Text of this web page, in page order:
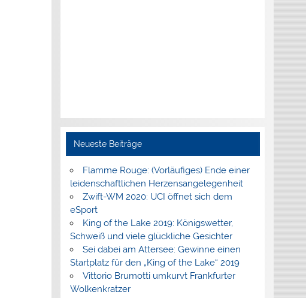
Neueste Beiträge
Flamme Rouge: (Vorläufiges) Ende einer
leidenschaftlichen Herzensangelegenheit
Zwift-WM 2020: UCI öffnet sich dem
eSport
King of the Lake 2019: Königswetter,
Schweiß und viele glückliche Gesichter
Sei dabei am Attersee: Gewinne einen
Startplatz für den „King of the Lake“ 2019
Vittorio Brumotti umkurvt Frankfurter
Wolkenkratzer